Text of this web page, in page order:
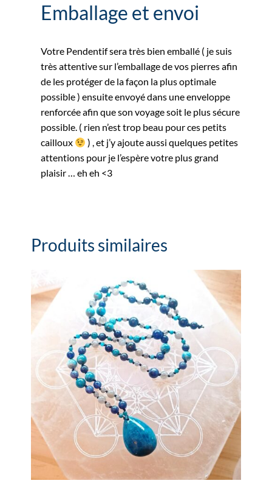
Emballage et envoi
Votre Pendentif sera très bien emballé ( je suis
très attentive sur l’emballage de vos pierres afin
de les protéger de la façon la plus optimale
possible ) ensuite envoyé dans une enveloppe
renforcée afin que son voyage soit le plus sécure
possible. ( rien n’est trop beau pour ces petits
cailloux
) , et j’y ajoute aussi quelques petites
attentions pour je l’espère votre plus grand
plaisir … eh eh <3
Produits similaires